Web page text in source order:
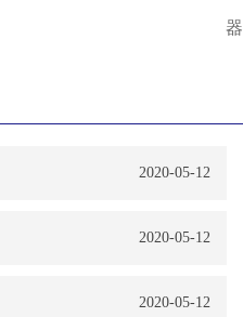
器
2020-05-12
2020-05-12
2020-05-12